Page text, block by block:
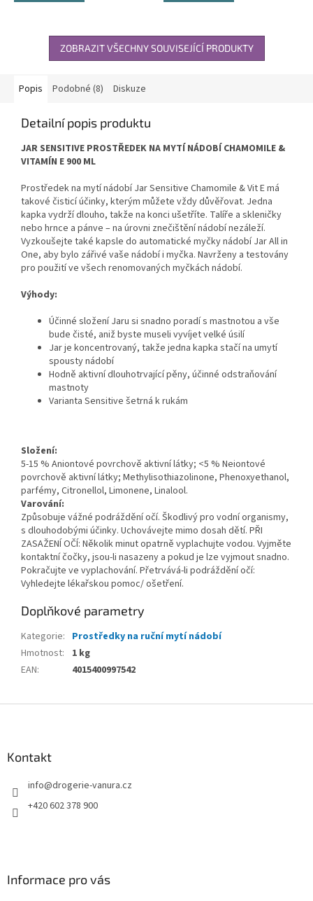
ZOBRAZIT VŠECHNY SOUVISEJÍCÍ PRODUKTY
Popis Podobné (8) Diskuze
Detailní popis produktu
JAR SENSITIVE PROSTŘEDEK NA MYTÍ NÁDOBÍ CHAMOMILE &
VITAMÍN E 900 ML
Prostředek na mytí nádobí Jar Sensitive Chamomile & Vit E má
takové čisticí účinky, kterým můžete vždy důvěřovat. Jedna
kapka vydrží dlouho, takže na konci ušetříte. Talíře a skleničky
nebo hrnce a pánve – na úrovni znečištění nádobí nezáleží.
Vyzkoušejte také kapsle do automatické myčky nádobí Jar All in
One, aby bylo zářivé vaše nádobí i myčka. Navrženy a testovány
pro použití ve všech renomovaných myčkách nádobí.
Výhody:
Účinné složení Jaru si snadno poradí s mastnotou a vše
bude čisté, aniž byste museli vyvíjet velké úsilí
Jar je koncentrovaný, takže jedna kapka stačí na umytí
spousty nádobí
Hodně aktivní dlouhotrvající pěny, účinné odstraňování
mastnoty
Varianta Sensitive šetrná k rukám
Složení:
5-15 % Aniontové povrchově aktivní látky; <5 % Neiontové
povrchově aktivní látky; Methylisothiazolinone, Phenoxyethanol,
parfémy, Citronellol, Limonene, Linalool.
Varování:
Způsobuje vážné podráždění očí. Škodlivý pro vodní organismy,
s dlouhodobými účinky. Uchovávejte mimo dosah dětí. PŘI
ZASAŽENÍ OČÍ: Několik minut opatrně vyplachujte vodou. Vyjměte
kontaktní čočky, jsou-li nasazeny a pokud je lze vyjmout snadno.
Pokračujte ve vyplachování. Přetrvává-li podráždění očí:
Vyhledejte lékařskou pomoc/ ošetření.
Doplňkové parametry
Kategorie: Prostředky na ruční mytí nádobí
Hmotnost:
1 kg
EAN: 4015400997542
Kontakt
info@drogerie-vanura.cz
+420 602 378 900
Informace pro vás